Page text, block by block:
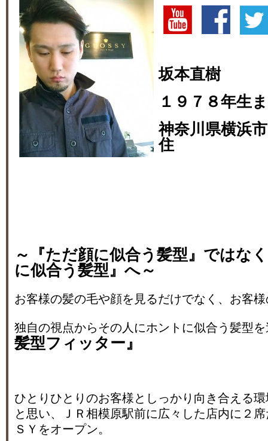
坂本直樹
１９７８年生
神奈川県横浜
住
～『ただ顔に似合う髪型』ではな
に似合う髪型』へ～
お客様の髪の毛や顔を見るだけでなく、お客
独自の視点からその人にホントに似合う髪型
髪型フィッター』
ひとりひとりのお客様としっかり向き合える
と思い、ＪＲ相模原駅前に広々した店内に２
ＳＹをオープン。